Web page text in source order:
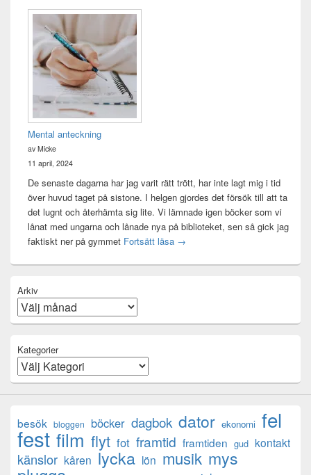
Mental anteckning
av Micke
11 april, 2024
De senaste dagarna har jag varit rätt trött, har inte lagt mig i tid
över huvud taget på sistone. I helgen gjordes det försök till att ta
det lugnt och återhämta sig lite. Vi lämnade igen böcker som vi
lånat med ungarna och lånade nya på biblioteket, sen så gick jag
faktiskt ner på gymmet Fortsätt läsa Mental anteckning
→
Arkiv
Kategorier
besök bloggen böcker dagbok dator ekonomi fel
fest film flyt fot framtid framtiden gud kontakt
känslor kåren lycka lön musik mys